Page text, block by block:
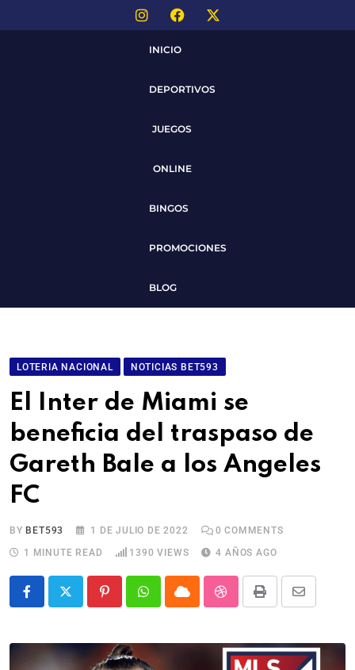
INICIO
DEPORTIVOS
JUEGOS
ONLINE
BINGOS
PROMOCIONES
BLOG
LOTERIA NACIONAL NOTICIAS BET593
El Inter de Miami se
beneficia del traspaso de
Gareth Bale a los Angeles
FC
BY BET593 1 DE JULIO DE 2022 0 COMMENTS
1 MINUTE READ
1390 VIEWS 4 AÑOS AGO